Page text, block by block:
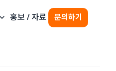
홍보 / 자료 문의하기